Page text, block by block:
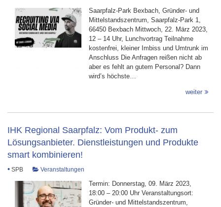
Saarpfalz-Park Bexbach, Gründer- und
Mittelstandszentrum, Saarpfalz-Park 1,
66450 Bexbach Mittwoch, 22. März 2023,
12 – 14 Uhr, Lunchvortrag Teilnahme
kostenfrei, kleiner Imbiss und Umtrunk im
Anschluss Die Anfragen reißen nicht ab
aber es fehlt an gutem Personal? Dann
wird’s höchste…
weiter
IHK Regional Saarpfalz: Vom Produkt- zum
Lösungsanbieter. Dienstleistungen und Produkte
smart kombinieren!
• SPB Veranstaltungen
Termin: Donnerstag, 09. März 2023,
18:00 – 20:00 Uhr Veranstaltungsort:
Gründer- und Mittelstandszentrum,